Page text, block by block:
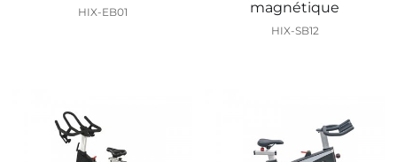
HIX-EB01
magnétique
HIX-SB12